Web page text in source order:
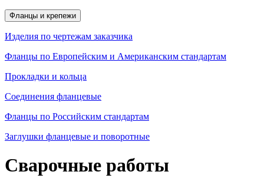
Фланцы и крепежи
Изделия по чертежам заказчика
Фланцы по Европейским и Американским стандартам
Прокладки и кольца
Соединения фланцевые
Фланцы по Российским стандартам
Заглушки фланцевые и поворотные
Сварочные работы